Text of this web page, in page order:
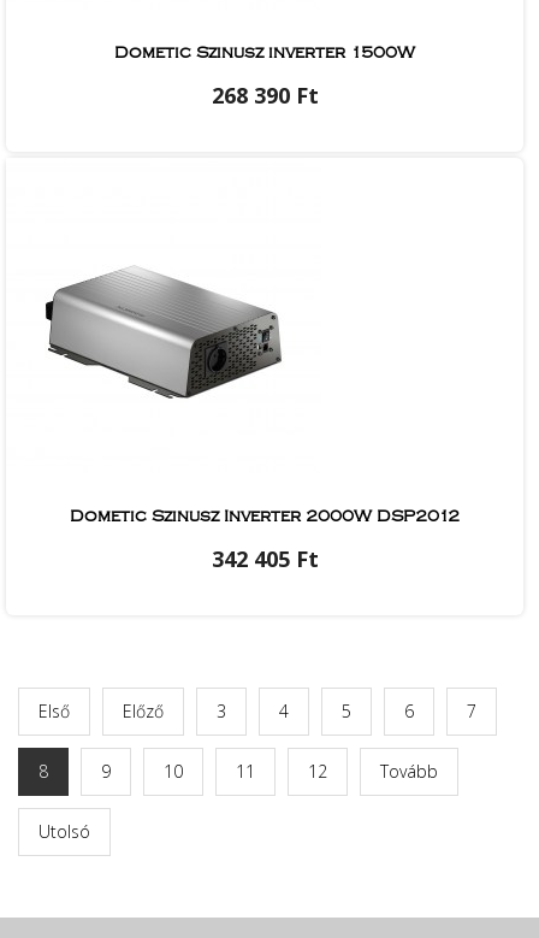
Dometic Szinusz inverter 1500W
268 390 Ft
Dometic Szinusz Inverter 2000W DSP2012
342 405 Ft
Első Előző 3 4 5 6 7
8 9 10 11 12 Tovább
Utolsó